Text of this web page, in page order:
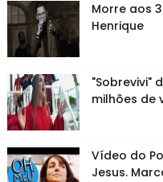
Morre aos
Henrique
"Sobrevivi"
milhões de
Vídeo do
Jesus.